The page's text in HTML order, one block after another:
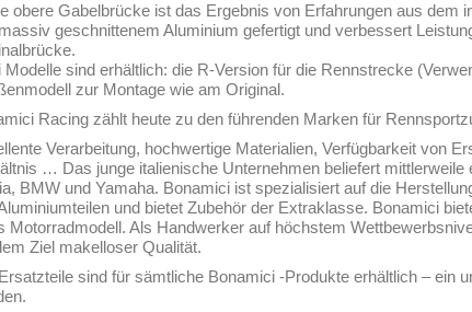
obere Gabelbrücke ist das Ergebnis von Erfahrungen aus dem
geschnittenem Aluminium gefertigt und verbessert
Modelle sind erhältlich: die R-Version für die Rennstrecke
zur Montage wie am Original.
Racing zählt heute zu den führenden Marken für
Verarbeitung, hochwertige Materialien, Verfügbarkeit von
… Das junge italienische Unternehmen beliefert mittlerweile
BMW und Yamaha. Bonamici ist spezialisiert auf die
und bietet Zubehör der Extraklasse. Bonamici
Motorradmodell. Als Handwerker auf höchstem
Ziel makelloser Qualität.
sind für sämtliche Bonamici -Produkte erhältlich – ein